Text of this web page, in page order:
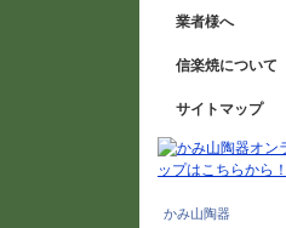
業者様へ
信楽焼について
サイトマップ
かみ山陶器